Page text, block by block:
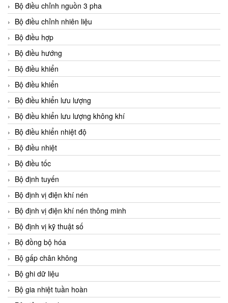
Bộ điều chỉnh nguồn 3 pha
Bộ điều chỉnh nhiên liệu
Bộ điều hợp
Bộ điều hướng
Bộ điều khiển
Bộ điều khiển
Bộ điều khiển lưu lượng
Bộ điều khiển lưu lượng không khí
Bộ điều khiển nhiệt độ
Bộ điều nhiệt
Bộ điều tốc
Bộ định tuyến
Bộ định vị điện khí nén
Bộ định vị điện khí nén thông minh
Bộ định vị kỹ thuật số
Bộ đồng bộ hóa
Bộ gấp chân không
Bộ ghi dữ liệu
Bộ gia nhiệt tuần hoàn